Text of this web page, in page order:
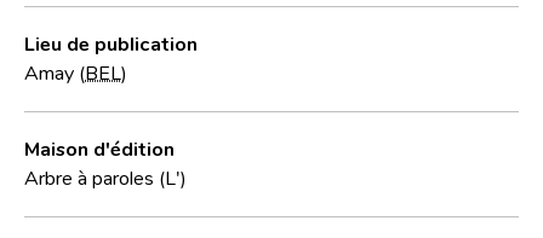
Lieu de publication
Amay (BEL )
Maison d'édition
Arbre à paroles (L')